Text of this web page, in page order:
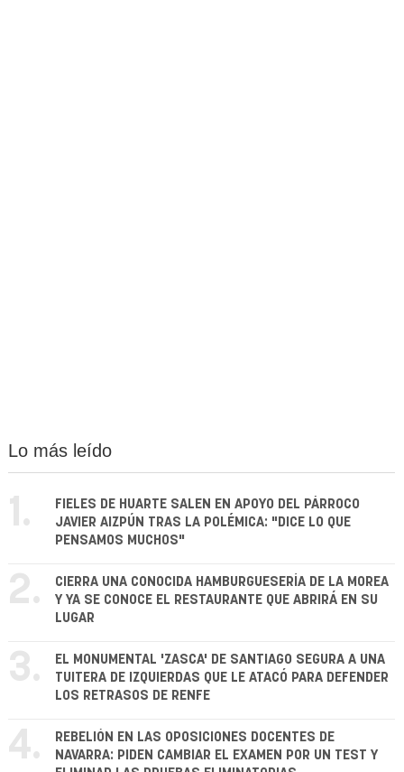
Lo más leído
1.
FIELES DE HUARTE SALEN EN APOYO DEL PÁRROCO
JAVIER AIZPÚN TRAS LA POLÉMICA: "DICE LO QUE
PENSAMOS MUCHOS"
2.
CIERRA UNA CONOCIDA HAMBURGUESERÍA DE LA MOREA
Y YA SE CONOCE EL RESTAURANTE QUE ABRIRÁ EN SU
LUGAR
3.
EL MONUMENTAL 'ZASCA' DE SANTIAGO SEGURA A UNA
TUITERA DE IZQUIERDAS QUE LE ATACÓ PARA DEFENDER
LOS RETRASOS DE RENFE
4.
REBELIÓN EN LAS OPOSICIONES DOCENTES DE
NAVARRA: PIDEN CAMBIAR EL EXAMEN POR UN TEST Y